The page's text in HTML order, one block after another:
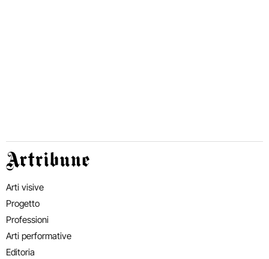
Artribune
Arti visive
Progetto
Professioni
Arti performative
Editoria